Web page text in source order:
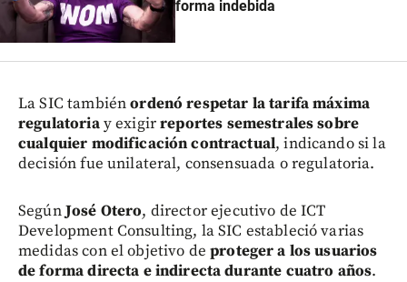
forma indebida
La SIC tambiénordenó respetar la tarifa máxima
regulatoriay exigirreportes semestrales sobre
cualquier modificación contractual, indicando si la
decisión fue unilateral, consensuada o regulatoria.
SegúnJosé Otero, director ejecutivo de ICT
Development Consulting, la SIC estableció varias
medidas con el objetivo deproteger a los usuarios
de forma directa e indirecta durante cuatro años.